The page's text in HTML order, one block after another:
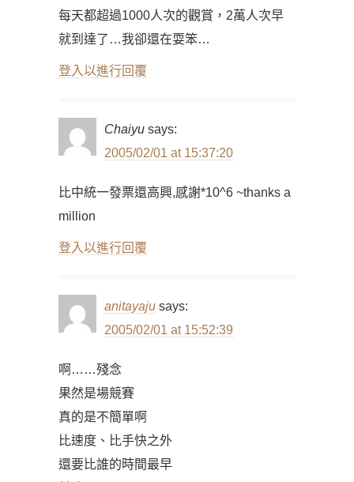
每天都超過1000人次的觀賞，2萬人次早
就到達了…我卻還在耍笨…
登入以進行回覆
Chaiyu says:
2005/02/01 at 15:37:20
比中統一發票還高興,感謝*10^6 ~thanks a
million
登入以進行回覆
anitayaju says:
2005/02/01 at 15:52:39
啊……殘念
果然是場競賽
真的是不簡單啊
比速度、比手快之外
還要比誰的時間最早